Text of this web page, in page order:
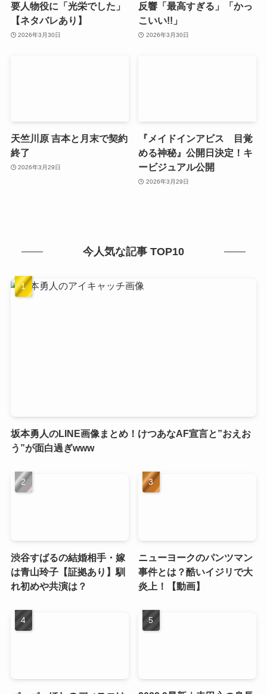
要人物役に「光栄でした」
【ネタバレあり】
2026年3月30日
反響「最高すぎる」「かっ
こいい!!」
2026年3月30日
天竺川原 吉本と月末で契約
終了
2026年3月29日
『メイドインアビス 目覚
める神秘』公開日決定！キ
ービジュアル公開
2026年3月29日
今人気な記事 TOP10
坂本勇人のLINE画像まとめ！けつあなAF宣言と”おえお
う”が面白過ぎwww
渋谷すばるの結婚相手・嫁
は青山玲子【証拠あり】馴
れ初めや共演は？
ニューヨークのパンツマン
事件とは？酷いイジリで大
炎上！【動画】